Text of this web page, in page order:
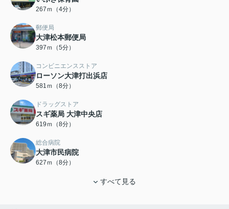
267ｍ（4分）
郵便局
大津松本郵便局
397ｍ（5分）
コンビニエンスストア
ローソン大津打出浜店
581ｍ（8分）
ドラッグストア
スギ薬局 大津中央店
619ｍ（8分）
総合病院
大津市民病院
627ｍ（8分）
すべて見る